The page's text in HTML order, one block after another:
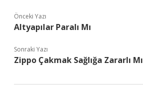
Önceki Yazı
Altyapılar Paralı Mı
Sonraki Yazı
Zippo Çakmak Sağlığa Zararlı Mı